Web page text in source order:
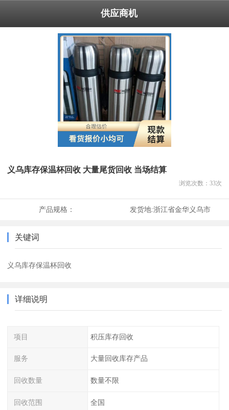
供应商机
义乌库存保温杯回收 大量尾货回收 当场结算
浏览次数： 33次
产品规格： 发货地:浙江省金华义乌市
关键词
义乌库存保温杯回收
详细说明
项目 积压库存回收
服务 大量回收库存产品
回收数量 数量不限
回收范围 全国